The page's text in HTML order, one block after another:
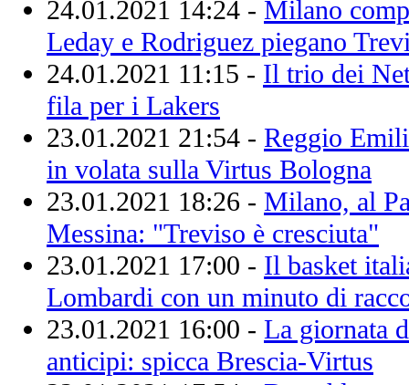
24.01.2021 14:24 - Milano
Leday e Rodriguez piegano
24.01.2021 11:15 - Il trio dei
fila per i Lakers
23.01.2021 21:54 - Reggio
in volata sulla Virtus Bologna
23.01.2021 18:26 - Milano, al
Messina: "Treviso è cresciuta"
23.01.2021 17:00 - Il basket
Lombardi con un minuto di
23.01.2021 16:00 - La giornata
anticipi: spicca Brescia-Virtus